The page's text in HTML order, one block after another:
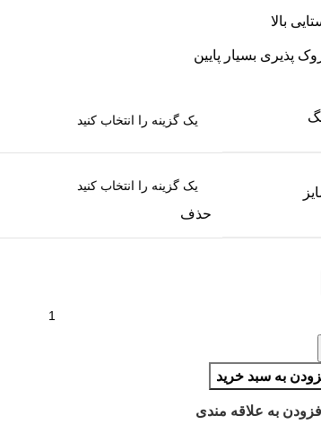
بالا
پذیری بسیار پایین
حذف
به سبد خرید
افزودن به علاقه مندی